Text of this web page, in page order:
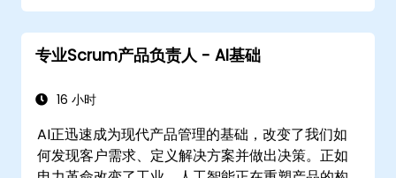
专业Scrum产品负责人 - AI基础
16 小时
AI正迅速成为现代产品管理的基础，改变了我们如
何发现客户需求、定义解决方案并做出决策。正如